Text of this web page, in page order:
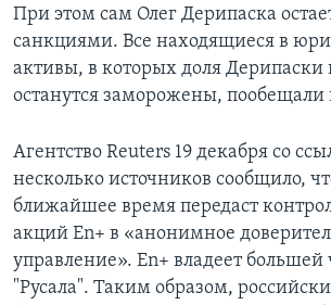
При этом сам Олег Дерипаска
санкциями. Все находящиеся в
активы, в которых доля Дерипаски
останутся заморожены, пообещали
Агентство Reuters 19 декабря со
несколько источников сообщило,
ближайшее время передаст
акций En+ в «анонимное
управление». En+ владеет
"Русала". Таким образом,